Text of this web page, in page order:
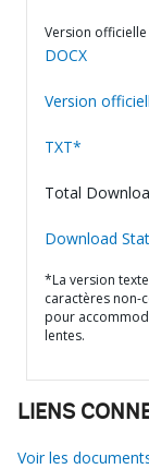
Version
DOCX
Version
TXT*
Total
Download
*La version
caractères non-
pour
lentes.
LIENS
Voir les